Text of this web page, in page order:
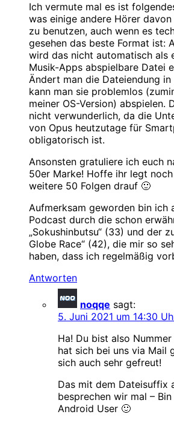
Ich vermute mal es ist
was einige andere Hörer
zu benutzen, auch wenn es
gesehen das beste Format ist:
wird das nicht automatisch als
Musik-Apps abspielbare Datei
Ändert man die Dateiendung in
kann man sie problemlos
meiner OS-Version) abspielen.
nicht verwunderlich, da die
von Opus heutzutage für
obligatorisch ist.
Ansonsten gratuliere ich euch
50er Marke! Hoffe ihr legt
weitere 50 Folgen drauf 🙂
Aufmerksam geworden bin ich
Podcast durch die schon
„Sokushinbutsu“ (33) und der
Globe Race“ (42), die mir so
haben, dass ich regelmäßig
Antworten
noqqe sagt:
5. Juni 2021 um 14:30
Ha! Du bist also Nummer
hat sich bei uns via Mail
sich auch sehr gefreut!
Das mit dem Dateisuffix
besprechen wir mal –
Android User 🙂